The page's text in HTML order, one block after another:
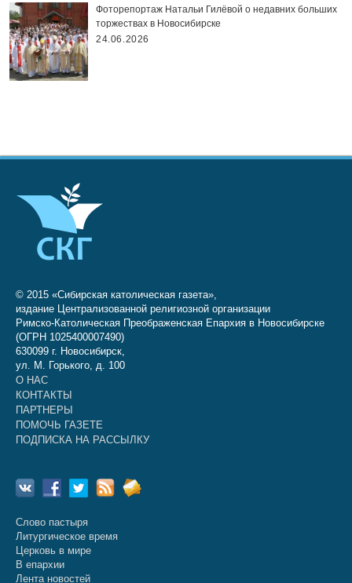
Фоторепортаж Натальи Гилёвой о недавних больших
торжествах в Новосибирске
24.06.2026
© 2015 «Сибирская католическая газета»,
издание Централизованной религиозной организации
Римско-Католическая Преображенская Епархия в Новосибирске
(ОГРН 1025400007490)
630099 г. Новосибирск,
ул. М. Горького, д. 100
О НАС
КОНТАКТЫ
ПАРТНЕРЫ
ПОМОЧЬ ГАЗЕТЕ
ПОДПИСКА НА РАССЫЛКУ
Слово пастыря
Литургическое время
Церковь в мире
В епархии
Лента новостей